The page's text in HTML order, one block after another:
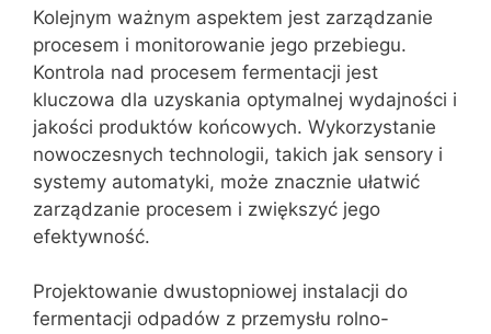
Kolejnym ważnym aspektem jest zarządzanie
procesem i monitorowanie jego przebiegu.
Kontrola nad procesem fermentacji jest
kluczowa dla uzyskania optymalnej wydajności i
jakości produktów końcowych. Wykorzystanie
nowoczesnych technologii, takich jak sensory i
systemy automatyki, może znacznie ułatwić
zarządzanie procesem i zwiększyć jego
efektywność.
Projektowanie dwustopniowej instalacji do
fermentacji odpadów z przemysłu rolno-